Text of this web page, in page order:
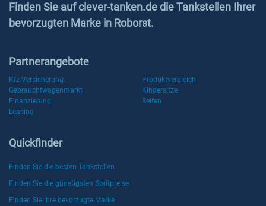
Finden Sie auf clever-tanken.de die Tankstellen Ihrer
bevorzugten Marke in Roborst.
Partnerangebote
Kfz-Versicherung
Produktvergleich
Gebrauchtwagenmarkt
Kindersitze
Finanzierung
Reifen
Leasing
Quickfinder
Finden Sie die besten Tankstellen
Finden Sie die günstigsten Spritpreise
Finden Sie Ihre bevorzugte Marke